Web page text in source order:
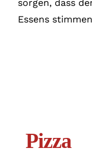
sorgen, dass
Essens
Pizza